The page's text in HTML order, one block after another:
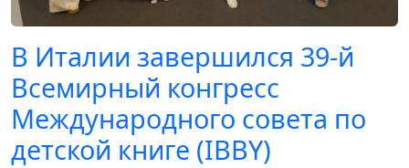
В Италии завершился 39-й
Всемирный конгресс
Международного совета по
детской книге (IBBY)